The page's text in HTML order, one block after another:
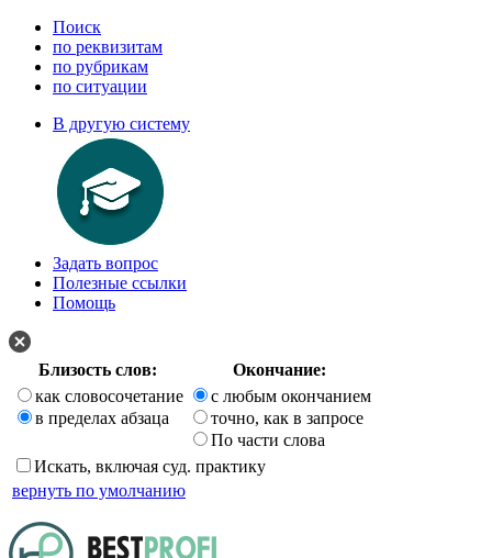
Поиск
по реквизитам
по рубрикам
по ситуации
В другую систему
Задать вопрос
Полезные ссылки
Помощь
Близость слов:
Окончание:
как словосочетание
в пределах абзаца
с любым окончанием
точно, как в запросе
По части слова
Искать, включая суд. практику
вернуть по умолчанию